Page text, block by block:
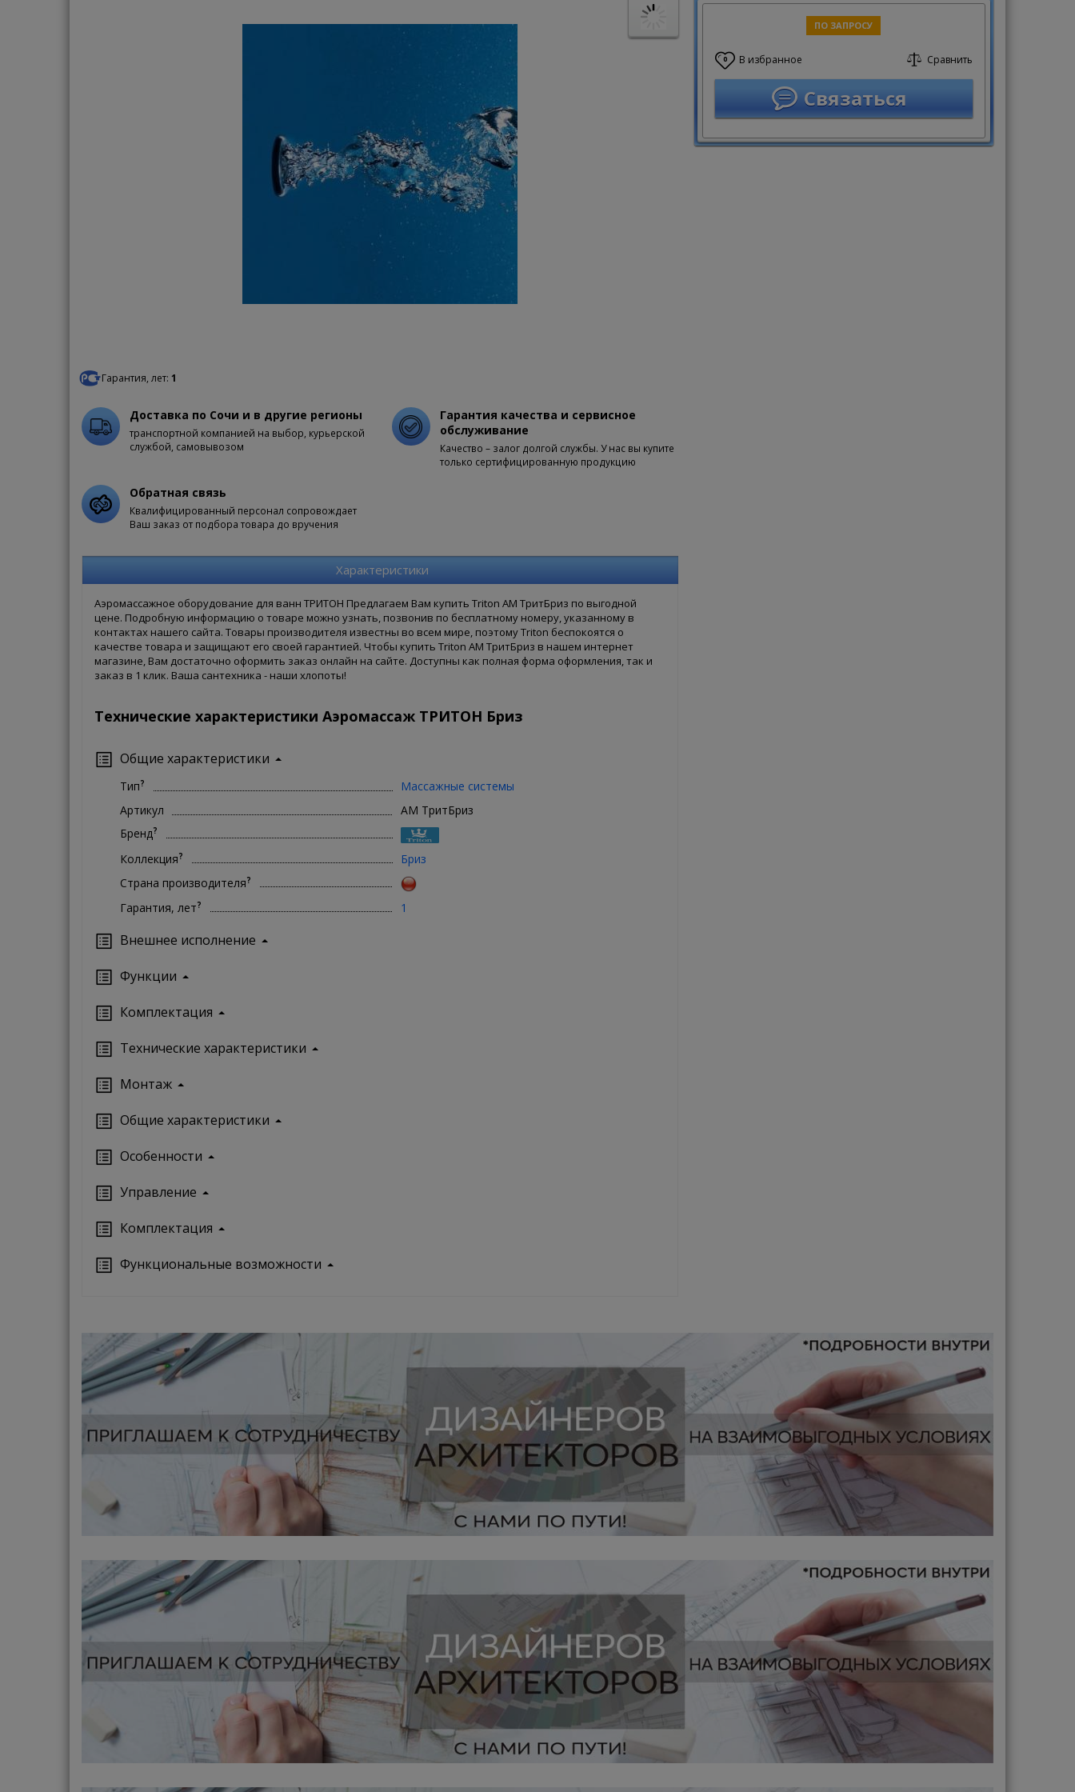
Гарантия, лет: 1
ПО ЗАПРОСУ
0 В избранное Сравнить
Связаться
Доставка по Сочи и в другие регионы
транспортной компанией на выбор, курьерской
службой, самовывозом
Гарантия качества и сервисное
обслуживание
Качество – залог долгой службы. У нас вы купите
только сертифицированную продукцию
Обратная связь
Квалифицированный персонал сопровождает
Ваш заказ от подбора товара до вручения
Характеристики
Аэромассажное оборудование для ванн ТРИТОН Предлагаем Вам купить Triton АМ ТритБриз по выгодной
цене. Подробную информацию о товаре можно узнать, позвонив по бесплатному номеру, указанному в
контактах нашего сайта. Товары производителя известны во всем мире, поэтому Triton беспокоятся о
качестве товара и защищают его своей гарантией. Чтобы купить Triton АМ ТритБриз в нашем интернет
магазине, Вам достаточно оформить заказ онлайн на сайте. Доступны как полная форма оформления, так и
заказ в 1 клик. Ваша сантехника - наши хлопоты!
Технические характеристики Аэромассаж ТРИТОН Бриз
Общие характеристики
Тип?
Массажные системы
Артикул
АМ ТритБриз
Бренд?
Коллекция?
Бриз
Страна производителя?
Гарантия, лет? 1
Внешнее исполнение
Функции
Комплектация
Технические характеристики
Монтаж
Oбщие характеристики
Особенности
Управление
Кoмплектация
Функциональные возможности